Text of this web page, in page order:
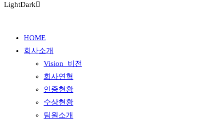
LightDark
HOME
회사소개
Vision_비전
회사연혁
인증현황
수상현황
팀원소개